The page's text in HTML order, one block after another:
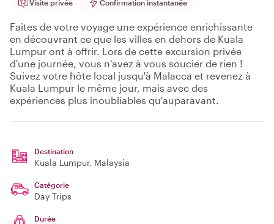
Visite privée Confirmation instantanée
Faites de votre voyage une expérience enrichissante
en découvrant ce que les villes en dehors de Kuala
Lumpur ont à offrir. Lors de cette excursion privée
d'une journée, vous n'avez à vous soucier de rien !
Suivez votre hôte local jusqu'à Malacca et revenez à
Kuala Lumpur le même jour, mais avec des
expériences plus inoubliables qu'auparavant.
Destination
Kuala Lumpur, Malaysia
Catégorie
Day Trips
Durée